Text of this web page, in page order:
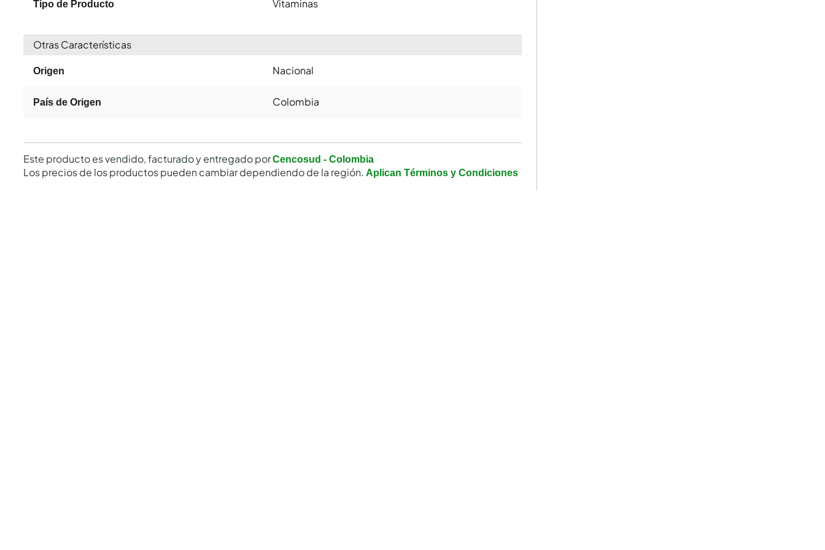
Tipo de Producto Vitaminas
Otras Características
Origen Nacional
País de Origen Colombia
Este producto es vendido, facturado y entregado porCencosud - Colombia
Los precios de los productos pueden cambiar dependiendo de la región. Aplican Términos y Condiciones